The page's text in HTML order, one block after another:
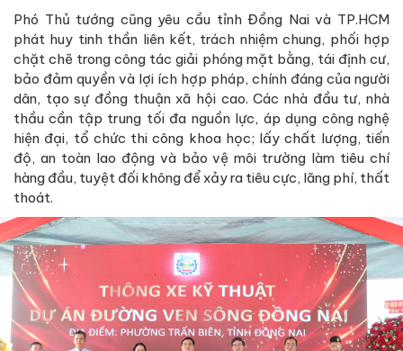
Phó Thủ tướng cũng yêu cầu tỉnh Đồng Nai và TP.HCM
phát huy tinh thần liên kết, trách nhiệm chung, phối hợp
chặt chẽ trong công tác giải phóng mặt bằng, tái định cư,
bảo đảm quyền và lợi ích hợp pháp, chính đáng của người
dân, tạo sự đồng thuận xã hội cao. Các nhà đầu tư, nhà
thầu cần tập trung tối đa nguồn lực, áp dụng công nghệ
hiện đại, tổ chức thi công khoa học; lấy chất lượng, tiến
độ, an toàn lao động và bảo vệ môi trường làm tiêu chí
hàng đầu, tuyệt đối không để xảy ra tiêu cực, lãng phí, thất
thoát.